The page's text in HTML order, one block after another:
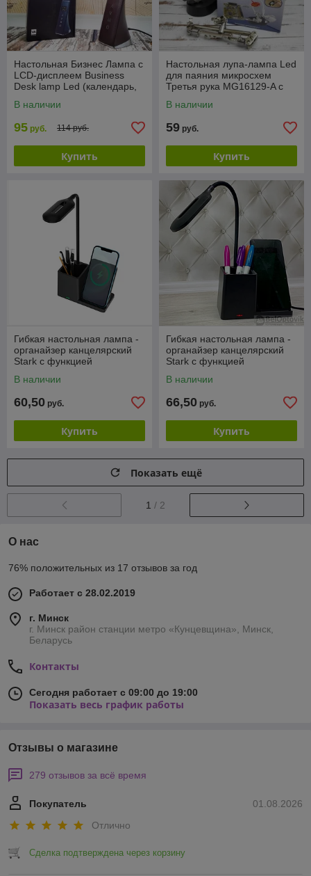
Настольная Бизнес Лампа с
LCD-дисплеем Business
Desk lamp Led (календарь,
термометр, 3 режима
В наличии
95 руб. 114 руб.
Купить
Настольная лупа-лампа Led
для паяния микросхем
Третья рука MG16129-A с
(21мм6Х)
В наличии
59 руб.
Купить
Гибкая настольная лампа -
органайзер канцелярский
Stark с функцией
смартфона. Черная
В наличии
60,50 руб.
Купить
Гибкая настольная лампа -
органайзер канцелярский
Stark с функцией
смартфона. Черная
В наличии
66,50 руб.
Купить
Показать ещё
1 / 2
О нас
76% положительных из 17 отзывов за год
Работает с 28.02.2019
г. Минск
г. Минск район станции метро «Кунцевщина», Минск,
Беларусь
Контакты
Сегодня работает с 09:00 до 19:00
Показать весь график работы
Отзывы о магазине
279 отзывов за всё время
01.08.2026
Покупатель
Отлично
Сделка подтверждена через корзину